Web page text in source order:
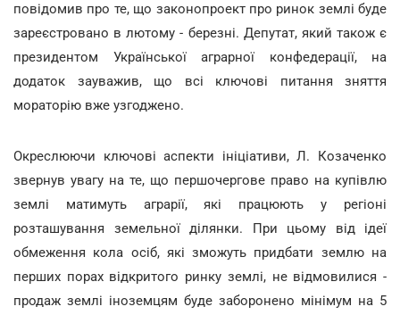
повідомив про те, що законопроект про ринок землі буде
зареєстровано в лютому - березні. Депутат, який також є
президентом Української аграрної конфедерації, на
додаток зауважив, що всі ключові питання зняття
мораторію вже узгоджено.
Окреслюючи ключові аспекти ініціативи, Л. Козаченко
звернув увагу на те, що першочергове право на купівлю
землі матимуть аграрії, які працюють у регіоні
розташування земельної ділянки. При цьому від ідеї
обмеження кола осіб, які зможуть придбати землю на
перших порах відкритого ринку землі, не відмовилися -
продаж землі іноземцям буде заборонено мінімум на 5